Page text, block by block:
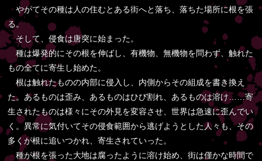
やがてその種は人の住むとある街へと落ち、落ちた場所に根を張
る。
そして、侵食は唐突に始まった。
種は爆発的にその根を伸ばし、有機物、無機物を問わず、触れた
もの全てに寄生し始めた。
根は触れたものの内部に侵入し、内側からその組成を書き換え
た。あるものは歪み、あるものはひび割れ、あるものは溶け……寄
生されたものは様々にその外見を変容させ、世界は急速に歪んでい
く。異常に気付いてその侵食範囲から逃げようとした人々も、その
多くが根に追いつかれ、寄生されていった。
種が根を張った大地は腐ったように溶け始め、街は僅かな時間で